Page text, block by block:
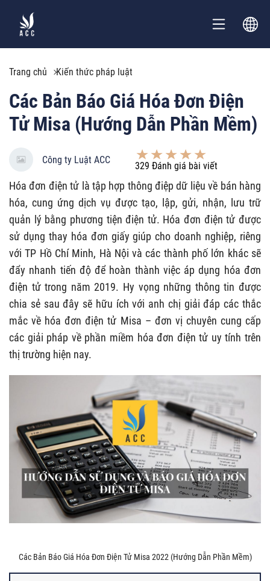
Trang chủ Kiến thức pháp luật
Các Bản Báo Giá Hóa Đơn Điện
Tử Misa (Hướng Dẫn Phần Mềm)
Công ty Luật ACC
329 Đánh giá bài viết
Hóa đơn điện tử là tập hợp thông điệp dữ liệu về bán hàng
hóa, cung ứng dịch vụ được tạo, lập, gửi, nhận, lưu trữ
quản lý bằng phương tiện điện tử. Hóa đơn điện tử được
sử dụng thay hóa đơn giấy giúp cho doanh nghiệp, riêng
với TP Hồ Chí Minh, Hà Nội và các thành phố lớn khác sẽ
đẩy nhanh tiến độ để hoàn thành việc áp dụng hóa đơn
điện tử trong năm 2019. Hy vọng những thông tin được
chia sẻ sau đây sẽ hữu ích với anh chị giải đáp các thắc
mắc về hóa đơn điện tử Misa – đơn vị chuyên cung cấp
các giải pháp về phần miềm hóa đơn điện tử uy tính trên
thị trường hiện nay.
Các Bản Báo Giá Hóa Đơn Điện Tử Misa 2022 (Hướng Dẫn Phần Mềm)